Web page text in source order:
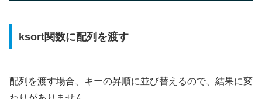
ksort関数に配列を渡す
配列を渡す場合、キーの昇順に並び替えるので、結果に変